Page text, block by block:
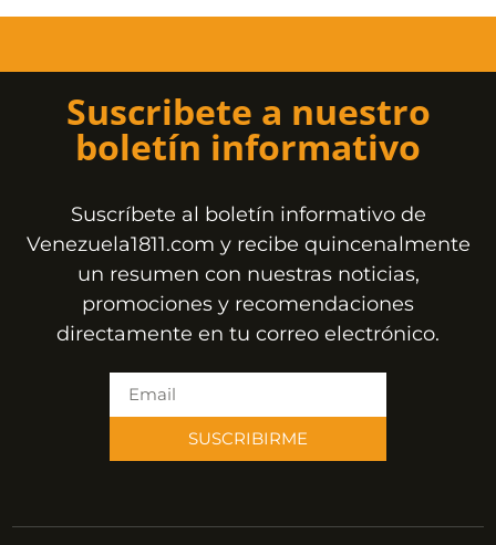
Suscribete a nuestro
boletín informativo
Suscríbete al boletín informativo de
Venezuela1811.com y recibe quincenalmente
un resumen con nuestras noticias,
promociones y recomendaciones
directamente en tu correo electrónico.
SUSCRIBIRME